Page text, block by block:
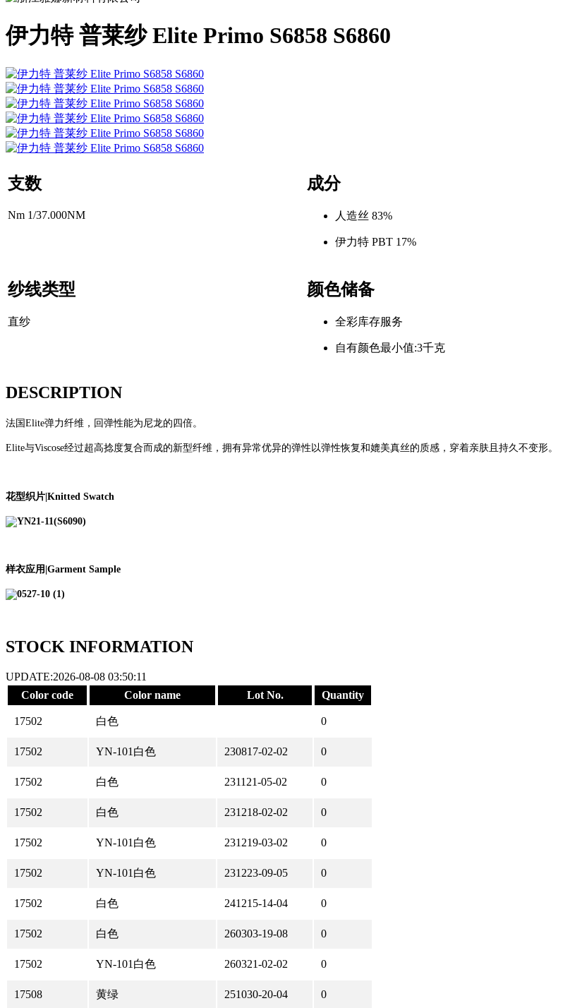
伊力特 普莱纱 Elite Primo S6858 S6860
支数
Nm 1/37.000NM
成分
人造丝 83%
伊力特 PBT 17%
纱线类型
直纱
颜色储备
全彩库存服务
自有颜色最小值:3千克
DESCRIPTION
法国Elite弹力纤维，回弹性能为尼龙的四倍。
Elite与Viscose经过超高捻度复合而成的新型纤维， 拥有异常优异的弹性以弹性恢复和媲美真丝的质感，穿着亲肤且持久不变形。
花型织片|Knitted Swatch
样衣应用|Garment Sample
STOCK INFORMATION
UPDATE:2026-08-08 03:50:11
Color code
Color name Lot No. Quantity
17502 白色 0
17502 YN-101白色 230817-02-02 0
17502 白色 231121-05-02 0
17502 白色 231218-02-02 0
17502 YN-101白色 231219-03-02 0
17502 YN-101白色 231223-09-05 0
17502 白色 241215-14-04 0
17502 白色 260303-19-08 0
17502 YN-101白色 260321-02-02 0
17508 黄绿 251030-20-04 0